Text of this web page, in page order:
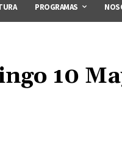
PROGRAMAS
10